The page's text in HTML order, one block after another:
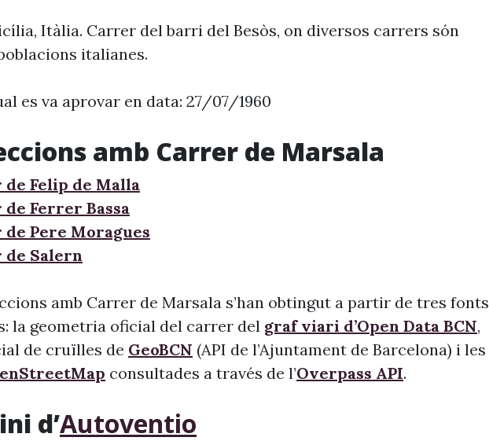
Itàlia. Carrer del barri del Besòs, on diversos carrers són
italianes.
es va aprovar en data: 27/07/1960
amb Carrer de Marsala
Felip de Malla
Ferrer Bassa
Pere Moragues
Salern
amb Carrer de Marsala s’han obtingut a partir de tres fonts
la geometria oficial del carrer del graf viari d’Open Data BCN,
de cruïlles de GeoBCN (API de l’Ajuntament de Barcelona) i les
consultades a través de l’Overpass API.
d’Autoventio